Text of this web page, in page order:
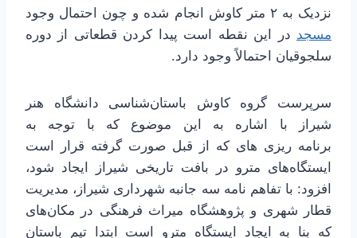
نزدیک به ۲ متر کاوش انجام شده و چون احتمال وجود
مسجد در این نقطه است پیدا کردن قطعاتی از دوره
سلجوقیان احتمالاً وجود دارد.
سرپرست گروه کاوش باستان‌شناسی دانشگاه هنر
شیراز با اشاره به این موضوع که با توجه به
برنامه ریزی های که از قبل صورت گرفته قرار است
ایستگاه‌های مترو در بافت تاریخی شیراز ایجاد شود،
افزود: با تفاهم نامه سه جانبه شهرداری شیراز، مدیریت
قطار شهری و پژوهشگاه میراث فرهنگی در مکان‌های
که بنا به ایجاد ایستگاه مترو است ابتدا تیم باستان